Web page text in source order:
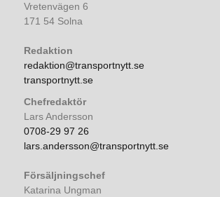
Vretenvägen 6
171 54 Solna
Redaktion
redaktion@transportnytt.se
transportnytt.se
Chefredaktör
Lars Andersson
0708-29 97 26
lars.andersson@transportnytt.se
Försäljningschef
Katarina Ungman